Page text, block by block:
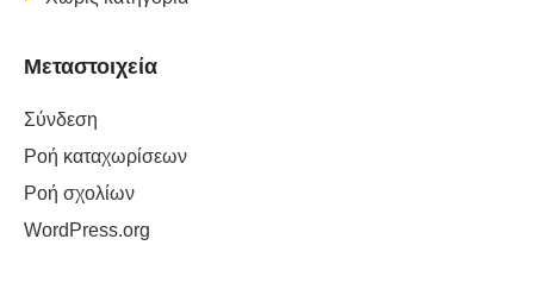
Μεταστοιχεία
Σύνδεση
Ροή καταχωρίσεων
Ροή σχολίων
WordPress.org